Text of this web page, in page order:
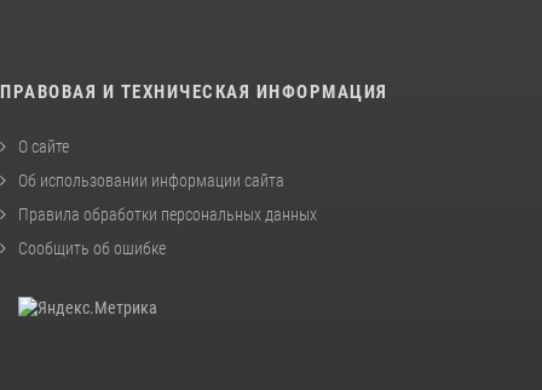
ПРАВОВАЯ И ТЕХНИЧЕСКАЯ ИНФОРМАЦИЯ
О сайте
Об использовании информации сайта
Правила обработки персональных данных
Сообщить об ошибке